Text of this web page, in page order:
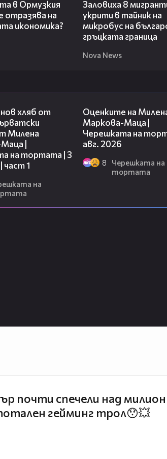
в Ормузкия
отразява на
икономика?
Заловиха 8
укрити в тайник на
микробус на
гръцката граница
Nova News
хляб от
Милена
|
на тортата | 3
част 1
на
Оценките на
Маркова-Маца |
Черешката на
авг. 2026
8
Черешката на
тортата
почти спечели над милион
гейминг трол😯💥